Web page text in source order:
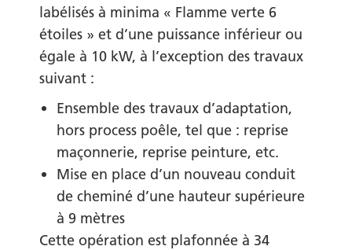
labélisés à minima « Flamme verte 6
étoiles » et d’une puissance inférieur ou
égale à 10 kW, à l’exception des travaux
suivant :
Ensemble des travaux d’adaptation,
hors process poêle, tel que : reprise
maçonnerie, reprise peinture, etc.
Mise en place d’un nouveau conduit
de cheminé d’une hauteur supérieure
à 9 mètres
Cette opération est plafonnée à 34